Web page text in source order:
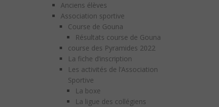
Anciens élèves
Association sportive
Course de Gouna
Résultats course de Gouna
course des Pyramides 2022
La fiche d’inscription
Les activités de l’Association
Sportive
La boxe
La ligue des collégiens